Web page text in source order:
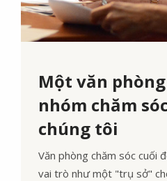
Một văn
nhóm chăm
chúng tôi
Văn phòng chăm sóc cuối
vai trò như một "trụ sở"